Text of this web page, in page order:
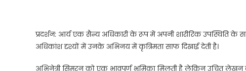
प्रदर्शन: आर्य एक सैन्य अधिकारी के रूप में अपनी शारीरिक उपस्थिति
अधिकांश दृश्यों में उनके अभिनय में कृत्रिमता साफ दिखाई देती है।
अभिनेत्री सिमरन को एक भावपूर्ण भूमिका मिलती है लेकिन उचित लेखन